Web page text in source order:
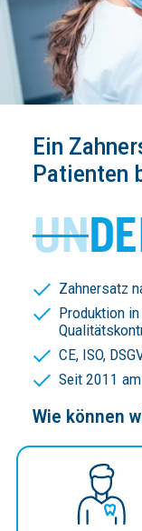
Ein
Patienten
UN
Zahnersatz
Produktion
CE, ISO,
Seit 2011
Wie können